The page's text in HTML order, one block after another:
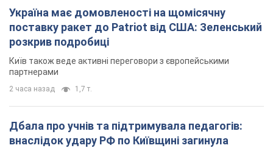
Україна має домовленості на щомісячну
поставку ракет до Patriot від США: Зеленський
розкрив подробиці
Київ також веде активні переговори з європейськими
партнерами
2 часа назад 1,7 т.
Дбала про учнів та підтримувала педагогів:
внаслідок удару РФ по Київщині загинула